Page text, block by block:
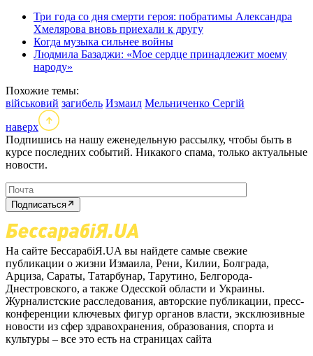
Три года со дня смерти героя: побратимы Александра
Хмелярова вновь приехали к другу
Когда музыка сильнее войны
Людмила Базаджи: «Мое сердце принадлежит моему
народу»
Похожие темы:
військовий загибель Измаил Мельниченко Сергій
наверх
Подпишись на нашу еженедельную рассылку, чтобы быть в
курсе последних событий. Никакого спама, только актуальные
новости.
Подписаться
На сайте БессарабіЯ.UA вы найдете самые свежие
публикации о жизни Измаила, Рени, Килии, Болграда,
Арциза, Сараты, Татарбунар, Тарутино, Белгорода-
Днестровского, а также Одесской области и Украины.
Журналистские расследования, авторские публикации, пресс-
конференции ключевых фигур органов власти, эксклюзивные
новости из сфер здравохранения, образования, спорта и
культуры – все это есть на страницах сайта